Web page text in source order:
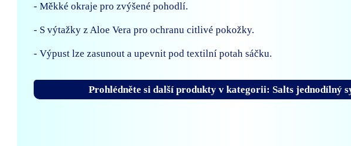
- Měkké okraje pro zvýšené pohodlí.
- S výtažky z Aloe Vera pro ochranu citlivé pokožky.
- Výpust lze zasunout a upevnit pod textilní potah sáčku.
Prohlédněte si další produkty v kategorii: Salts jednodílný